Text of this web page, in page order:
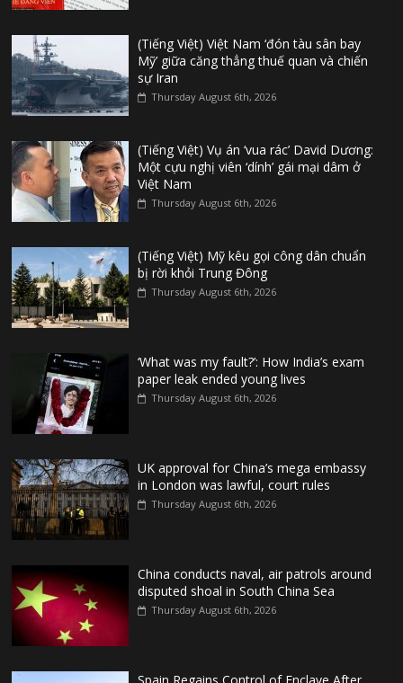
(Tiếng Việt) Việt Nam ‘đón tàu sân bay
Mỹ’ giữa căng thẳng thuế quan và chiến
sự Iran
Thursday August 6th, 2026
(Tiếng Việt) Vụ án ‘vua rác’ David Dương:
Một cựu nghị viên ‘dính’ gái mại dâm ở
Việt Nam
Thursday August 6th, 2026
(Tiếng Việt) Mỹ kêu gọi công dân chuẩn
bị rời khỏi Trung Đông
Thursday August 6th, 2026
‘What was my fault?’: How India’s exam
paper leak ended young lives
Thursday August 6th, 2026
UK approval for China’s mega embassy
in London was lawful, court rules
Thursday August 6th, 2026
China conducts naval, air patrols around
disputed shoal in South China Sea
Thursday August 6th, 2026
Spain Regains Control of Enclave After